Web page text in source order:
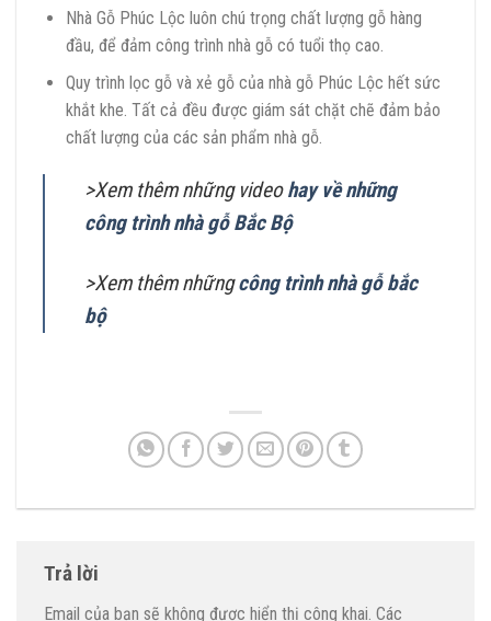
Nhà Gỗ Phúc Lộc luôn chú trọng chất lượng gỗ hàng
đầu, để đảm công trình nhà gỗ có tuổi thọ cao.
Quy trình lọc gỗ và xẻ gỗ của nhà gỗ Phúc Lộc hết sức
khắt khe. Tất cả đều được giám sát chặt chẽ đảm bảo
chất lượng của các sản phẩm nhà gỗ.
>Xem thêm những videohay về những
công trình nhà gỗ Bắc Bộ
>Xem thêm nhữngcông trình nhà gỗ bắc
bộ
Trả lời
Email của bạn sẽ không được hiển thị công khai. Các